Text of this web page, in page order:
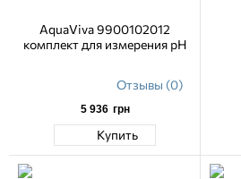
AquaViva 9900102012
комплект для измерения pH
Отзывы (0)
5 936 грн
Купить